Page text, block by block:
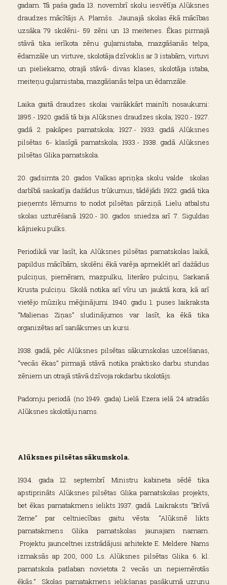
gadam. Tā paša gada 13. novembrī skolu iesvētīja Alūksnes
draudzes mācītājs A. Plamšs. Jaunajā skolas ēkā mācības
uzsāka 79 skolēni- 59 zēni un 13 meitenes. Ēkas pirmajā
stāvā tika ierīkota zēnu guļamistaba, mazgāšanās telpa,
ēdamzāle un virtuve, skolotāja dzīvoklis ar 3 istabām, virtuvi
un pieliekamo, otrajā stāvā- divas klases, skolotāja istaba,
meiteņu guļamistaba, mazgāšanās telpa un ēdamzāle.
Laika gaitā draudzes skolai vairākkārt mainīti nosaukumi:
1895.- 1920. gadā tā bija Alūksnes draudzes skola; 1920.- 1927.
gadā 2. pakāpes pamatskola; 1927.- 1933. gadā Alūksnes
pilsētas 6- klasīgā pamatskola; 1933.- 1938. gadā Alūksnes
pilsētas Glika pamatskola.
20. gadsimta 20. gados Valkas apriņķa skolu valde skolas
darbībā saskatīja dažādus trūkumus, tādējādi 1922. gadā tika
pieņemts lēmums to nodot pilsētas pārziņā. Lielu atbalstu
skolas uzturēšanā 1920.- 30. gados sniedza arī 7. Siguldas
kājnieku pulks.
Periodikā var lasīt, ka Alūksnes pilsētas pamatskolas laikā,
papildus mācībām, skolēni ēkā varēja apmeklēt arī dažādus
pulciņus, piemēram, mazpulku, literāro pulciņu, Sarkanā
Krusta pulciņu. Skolā notika arī vīru un jauktā kora, kā arī
vietējo mūziķu mēģinājumi. 1940. gadu 1. puses laikraksta
“Malienas Ziņas” sludinājumos var lasīt, ka ēkā tika
organizētas arī sanāksmes un kursi.
1938. gadā, pēc Alūksnes pilsētas sākumskolas uzcelšanas,
“vecās ēkas” pirmajā stāvā notika praktisko darbu stundas
zēniem un otrajā stāvā dzīvoja rokdarbu skolotājs.
Padomju periodā (no 1949. gada) Lielā Ezera ielā 24 atradās
Alūksnes skolotāju nams.
Alūksnes pilsētas sākumskola.
1934. gada 12. septembrī Ministru kabineta sēdē tika
apstiprināts Alūksnes pilsētas Glika pamatskolas projekts,
bet ēkas pamatakmens ielikts 1937. gadā. Laikraksts “Brīvā
Zeme” par celtniecības gaitu vēsta: “Alūksnē likts
pamatakmens Glika pamatskolas jaunajam namam.
Projektu jaunceltnei izstrādājusi arhitekte E. Meldere. Nams
izmaksās ap 200, 000 Ls. Alūksnes pilsētas Glika 6. kl.
pamatskola patlaban novietota 2 vecās un nepiemērotās
ēkās.” Skolas pamatakmens ielikšanas pasākumā uzrunu